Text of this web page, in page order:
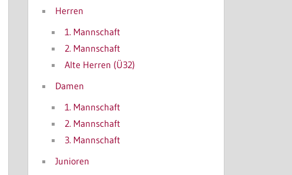
Herren
1. Mannschaft
2. Mannschaft
Alte Herren (Ü32)
Damen
1. Mannschaft
2. Mannschaft
3. Mannschaft
Junioren